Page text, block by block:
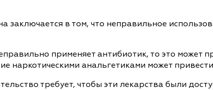
заключается в том, что неправильное
применяет антибиотик, то это
наркотическими анальгетиками может
требует, чтобы эти лекарства были